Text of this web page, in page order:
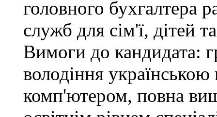
головного бухгалтера
служб для сім'ї, дітей
Вимоги до кандидата:
володіння
комп'ютером, повна